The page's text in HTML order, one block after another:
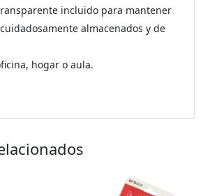
incluido para mantener
almacenados y de
hogar o aula.